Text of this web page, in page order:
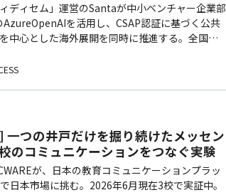
ディセム」運営のSantaが中小ベンチャー企業部
を活用し、CSAP認証に基づく公共
中心とした海外展開を同時に推進する。全国
つ。
つの井戸だけを掘り続けたメッセン
のコミュニケーションをつなぐ実験
が、日本の教育コミュニケーションプラッ
日本市場に挑む。2026年6月現在3校で実証中。